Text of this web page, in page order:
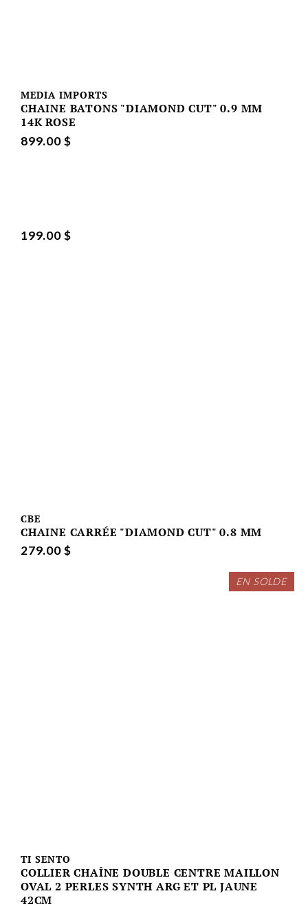
MEDIA IMPORTS
CHAINE BATONS "DIAMOND CUT" 0.9 MM
14K ROSE
899.00 $
199.00 $
CBE
CHAINE CARRÉE "DIAMOND CUT" 0.8 MM
279.00 $
EN SOLDE
TI SENTO
COLLIER CHAÎNE DOUBLE CENTRE MAILLON
OVAL 2 PERLES SYNTH ARG ET PL JAUNE
42CM